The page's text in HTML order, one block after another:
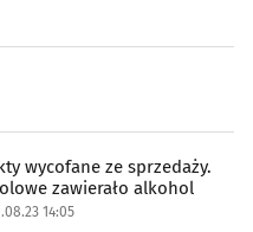
wycofane ze sprzedaży.
zawierało alkohol
14:05